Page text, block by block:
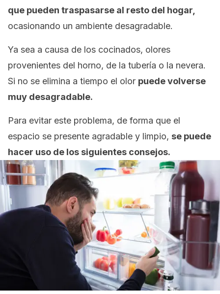
que pueden traspasarse al resto del hogar,
ocasionando un ambiente desagradable.
Ya sea a causa de los cocinados, olores
provenientes del horno, de la tubería o la nevera.
Si no se elimina a tiempo el olor puede volverse
muy desagradable.
Para evitar este problema, de forma que el
espacio se presente agradable y limpio, se puede
hacer uso de los siguientes consejos.